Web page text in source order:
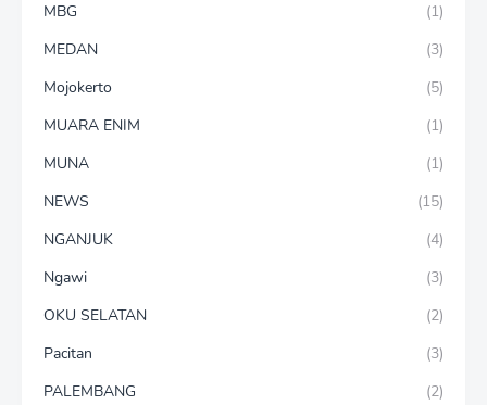
MBG
(1)
MEDAN
(3)
Mojokerto
(5)
MUARA ENIM
(1)
MUNA
(1)
NEWS
(15)
NGANJUK
(4)
Ngawi
(3)
OKU SELATAN
(2)
Pacitan
(3)
PALEMBANG
(2)